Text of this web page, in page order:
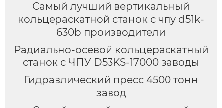
Самый лучший вертикальный
кольцераскатной станок с чпу d51k-
630b производители
Радиально-осевой кольцераскатный
станок с ЧПУ D53KS-17000 заводы
Гидравлический пресс 4500 тонн
завод